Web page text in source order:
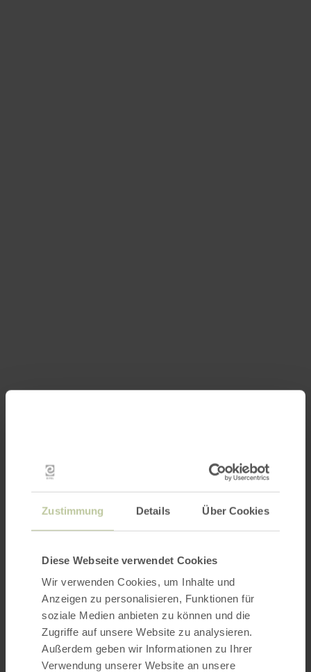
Zustimmung Details Über Cookies
Diese Webseite verwendet Cookies
Wir verwenden Cookies, um Inhalte und
Anzeigen zu personalisieren, Funktionen für
soziale Medien anbieten zu können und die
Zugriffe auf unsere Website zu analysieren.
Außerdem geben wir Informationen zu Ihrer
Verwendung unserer Website an unsere